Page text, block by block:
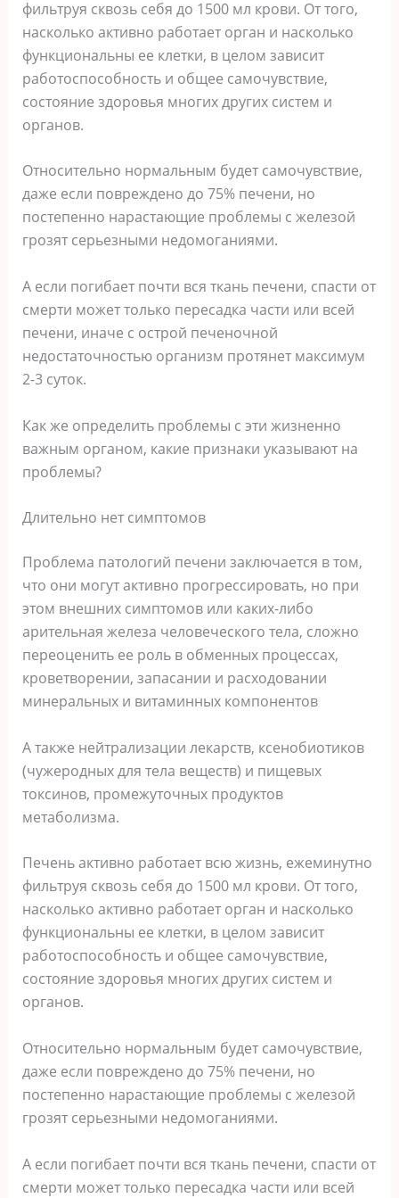
фильтруя сквозь себя до 1500 мл крови. От того,
насколько активно работает орган и насколько
функциональны ее клетки, в целом зависит
работоспособность и общее самочувствие,
состояние здоровья многих других систем и
органов.
Относительно нормальным будет самочувствие,
даже если повреждено до 75% печени, но
постепенно нарастающие проблемы с железой
грозят серьезными недомоганиями.
А если погибает почти вся ткань печени, спасти от
смерти может только пересадка части или всей
печени, иначе с острой печеночной
недостаточностью организм протянет максимум
2-3 суток.
Как же определить проблемы с эти жизненно
важным органом, какие признаки указывают на
проблемы?
Длительно нет симптомов
Проблема патологий печени заключается в том,
что они могут активно прогрессировать, но при
этом внешних симптомов или каких-либо
арительная железа человеческого тела, сложно
переоценить ее роль в обменных процессах,
кроветворении, запасании и расходовании
минеральных и витаминных компонентов
А также нейтрализации лекарств, ксенобиотиков
(чужеродных для тела веществ) и пищевых
токсинов, промежуточных продуктов
метаболизма.
Печень активно работает всю жизнь, ежеминутно
фильтруя сквозь себя до 1500 мл крови. От того,
насколько активно работает орган и насколько
функциональны ее клетки, в целом зависит
работоспособность и общее самочувствие,
состояние здоровья многих других систем и
органов.
Относительно нормальным будет самочувствие,
даже если повреждено до 75% печени, но
постепенно нарастающие проблемы с железой
грозят серьезными недомоганиями.
А если погибает почти вся ткань печени, спасти от
смерти может только пересадка части или всей